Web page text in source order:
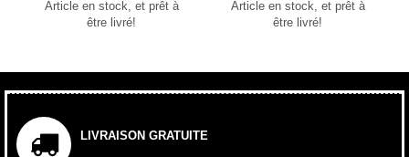
Article en stock, et prêt à
être livré!
Article en stock, et prêt à
être livré!
LIVRAISON GRATUITE